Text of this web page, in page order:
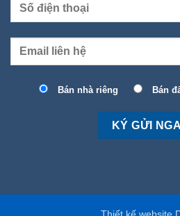
Bán nhà riêng Bán